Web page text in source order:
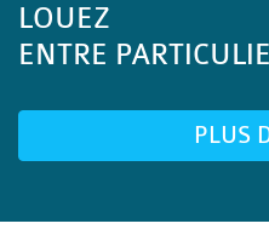
LOUEZ
ENTRE
PLUS